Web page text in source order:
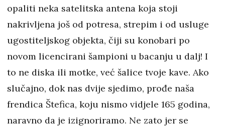
opaliti neka satelitska antena koja stoji
nakrivljena još od potresa, strepim i od usluge
ugostiteljskog objekta, čiji su konobari po
novom licencirani šampioni u bacanju u dalj! I
to ne diska ili motke, već šalice tvoje kave. Ako
slučajno, dok nas dvije sjedimo, prođe naša
frendica Štefica, koju nismo vidjele 165 godina,
naravno da je izignoriramo. Ne zato jer se